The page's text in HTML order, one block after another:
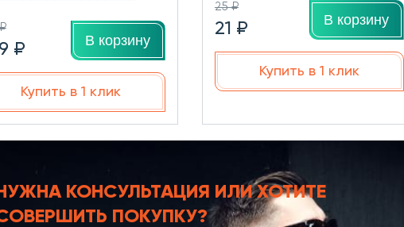
₽ В корзину
Купить в 1 клик
25 ₽
21 ₽ В корзину
Купить в 1 клик
КОНСУЛЬТАЦИЯ
ИЛИ ХОТИТЕ
ПОКУПКУ?